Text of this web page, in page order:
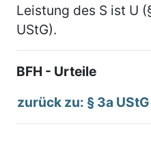
Leistung des S ist U
UStG).
BFH - Urteile
zurück zu: § 3a UStG